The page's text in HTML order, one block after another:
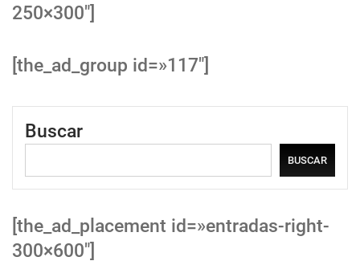
250×300″]
[the_ad_group id=»117″]
Buscar
BUSCAR
[the_ad_placement id=»entradas-right-
300×600″]